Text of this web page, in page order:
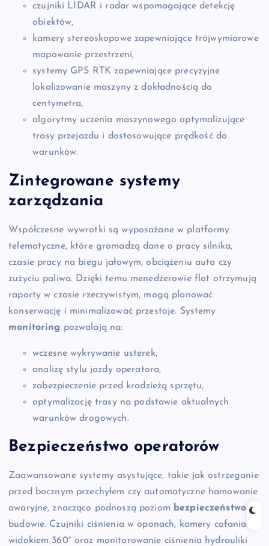
czujniki LIDAR i radar wspomagające detekcję
obiektów,
kamery stereoskopowe zapewniające trójwymiarowe
mapowanie przestrzeni,
systemy GPS RTK zapewniające precyzyjne
lokalizowanie maszyny z dokładnością do
centymetra,
algorytmy uczenia maszynowego optymalizujące
trasy przejazdu i dostosowujące prędkość do
warunków.
Zintegrowane systemy
zarządzania
Współczesne wywrotki są wyposażane w platformy
telematyczne, które gromadzą dane o pracy silnika,
czasie pracy na biegu jałowym, obciążeniu auta czy
zużyciu paliwa. Dzięki temu menedżerowie flot otrzymują
raporty w czasie rzeczywistym, mogą planować
konserwację i minimalizować przestoje. Systemy
monitoring pozwalają na:
wczesne wykrywanie usterek,
analizę stylu jazdy operatora,
zabezpieczenie przed kradzieżą sprzętu,
optymalizację trasy na podstawie aktualnych
warunków drogowych.
Bezpieczeństwo operatorów
Zaawansowane systemy asystujące, takie jak ostrzeganie
przed bocznym przechyłem czy automatyczne hamowanie
awaryjne, znacząco podnoszą poziom bezpieczeństwo na
budowie. Czujniki ciśnienia w oponach, kamery cofania z
widokiem 360° oraz monitorowanie ciśnienia hydrauliki